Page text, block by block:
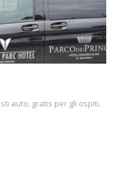
auto, gratis per gli ospiti.